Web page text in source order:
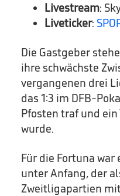
Livestream:
Liveticker:
Die Gastgeber
ihre schwächste
vergangenen drei
das 1:3 im DFB-
Pfosten traf und
wurde.
Für die Fortuna
unter Anfang, der
Zweitligapartien